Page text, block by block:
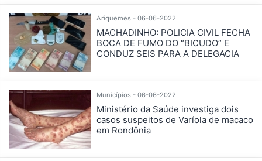
Ariquemes - 06-06-2022
MACHADINHO: POLICIA CIVIL FECHA
BOCA DE FUMO DO “BICUDO” E
CONDUZ SEIS PARA A DELEGACIA
Municípios - 06-06-2022
Ministério da Saúde investiga dois
casos suspeitos de Varíola de macaco
em Rondônia